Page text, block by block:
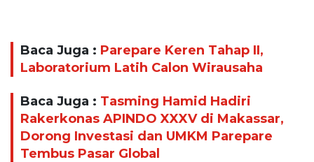
Baca Juga : Parepare Keren Tahap II,
Laboratorium Latih Calon Wirausaha
Baca Juga : Tasming Hamid Hadiri
Rakerkonas APINDO XXXV di Makassar,
Dorong Investasi dan UMKM Parepare
Tembus Pasar Global